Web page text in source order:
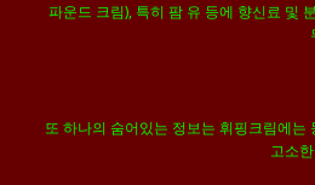
파운드 크림), 특히 팜 유 등에 향신료 및
또 하나의 숨어있는 정보는 휘핑크림에
고소